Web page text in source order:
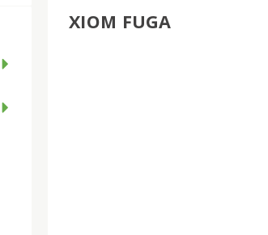
XIOM FUGA